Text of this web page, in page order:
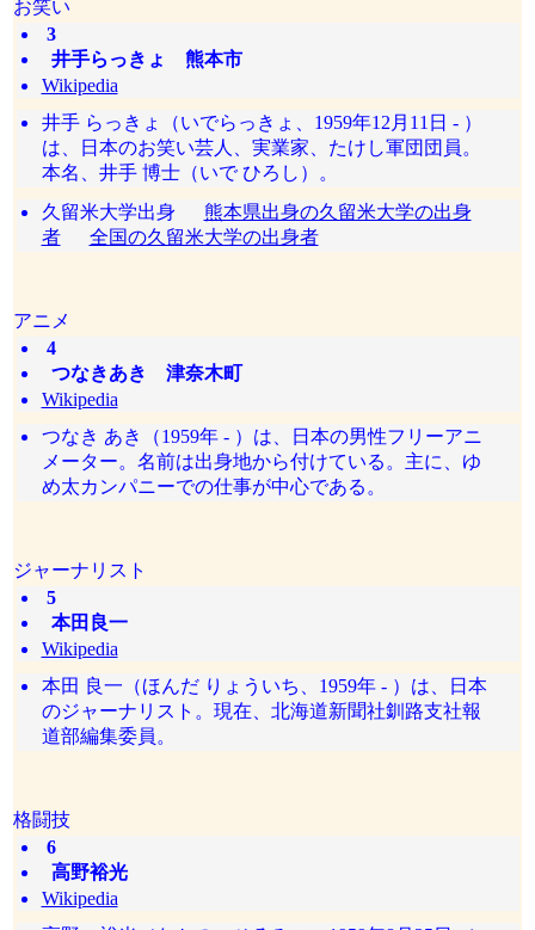
お笑い
3
井手らっきょ 熊本市
Wikipedia
井手 らっきょ（いでらっきょ、1959年12月11日 - ）
は、日本のお笑い芸人、実業家、たけし軍団団員。
本名、井手 博士（いで ひろし）。
久留米大学出身 熊本県出身の久留米大学の出身
者
全国の久留米大学の出身者
アニメ
4
つなきあき 津奈木町
Wikipedia
つなき あき（1959年 - ）は、日本の男性フリーアニ
メーター。名前は出身地から付けている。主に、ゆ
め太カンパニーでの仕事が中心である。
ジャーナリスト
5
本田良一
Wikipedia
本田 良一（ほんだ りょういち、1959年 - ）は、日本
のジャーナリスト。現在、北海道新聞社釧路支社報
道部編集委員。
格闘技
6
高野裕光
Wikipedia